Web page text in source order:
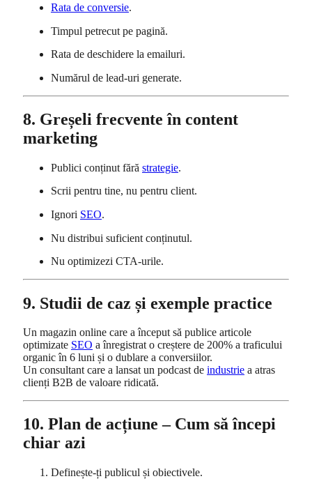
Rata de conversie.
Timpul petrecut pe pagină.
Rata de deschidere la emailuri.
Numărul de lead-uri generate.
8. Greșeli frecvente în content
marketing
Publici conținut fără strategie.
Scrii pentru tine, nu pentru client.
Ignori SEO.
Nu distribui suficient conținutul.
Nu optimizezi CTA-urile.
9. Studii de caz și exemple practice
Un magazin online care a început să publice articole
optimizate SEO a înregistrat o creștere de 200% a traficului
organic în 6 luni și o dublare a conversiilor.
Un consultant care a lansat un podcast de industrie a atras
clienți B2B de valoare ridicată.
10. Plan de acțiune – Cum să începi
chiar azi
Definește-ți publicul și obiectivele.